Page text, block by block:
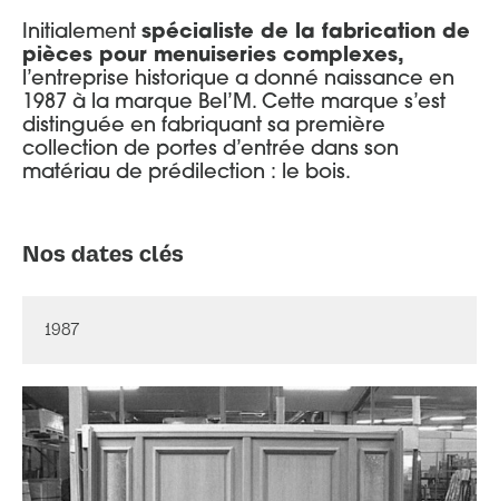
Initialement spécialiste de la fabrication de
pièces pour menuiseries complexes,
l’entreprise historique a donné naissance en
1987 à la marque Bel’M. Cette marque s’est
distinguée en fabriquant sa première
collection de portes d’entrée dans son
matériau de prédilection : le bois.
Nos dates clés
1987